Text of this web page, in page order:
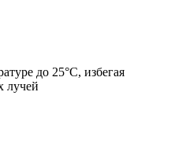
до 25°С, избегая
лучей